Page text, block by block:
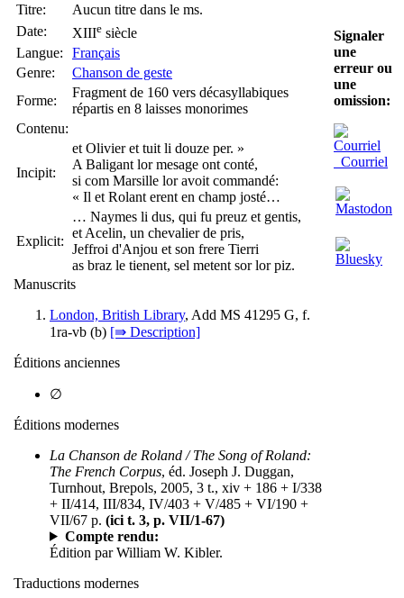
Titre:
Aucun titre dans le ms.
Date:
XIIIe siècle
Langue:
Français
Genre:
Chanson de geste
Forme:
Fragment de 160 vers décasyllabiques
répartis en 8 laisses monorimes
Contenu:
Incipit:
et Olivier et tuit li douze per. »
A Baligant lor mesage ont conté,
si com Marsille lor avoit commandé:
« Il et Rolant erent en champ josté…
Explicit:
… Naymes li dus, qui fu preuz et gentis,
et Acelin, un chevalier de pris,
Jeffroi d'Anjou et son frere Tierri
as braz le tienent, sel metent sor lor piz.
Manuscrits
London, British Library, Add MS 41295 G, f.
1ra-vb (b) [⇛ Description]
Éditions anciennes
∅
Éditions modernes
La Chanson de Roland / The Song of Roland:
The French Corpus, éd. Joseph J. Duggan,
Turnhout, Brepols, 2005, 3 t., xiv + 186 + I/338
+ II/414, III/834, IV/403 + V/485 + VI/190 +
VII/67 p. (ici t. 3, p. VII/1-67)
Compte rendu:
Édition par William W. Kibler.
Traductions modernes
Signaler
une
erreur ou
une
omission:
Courriel